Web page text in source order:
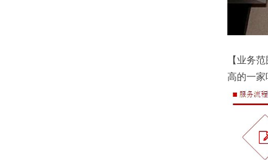
【业务
高的一家